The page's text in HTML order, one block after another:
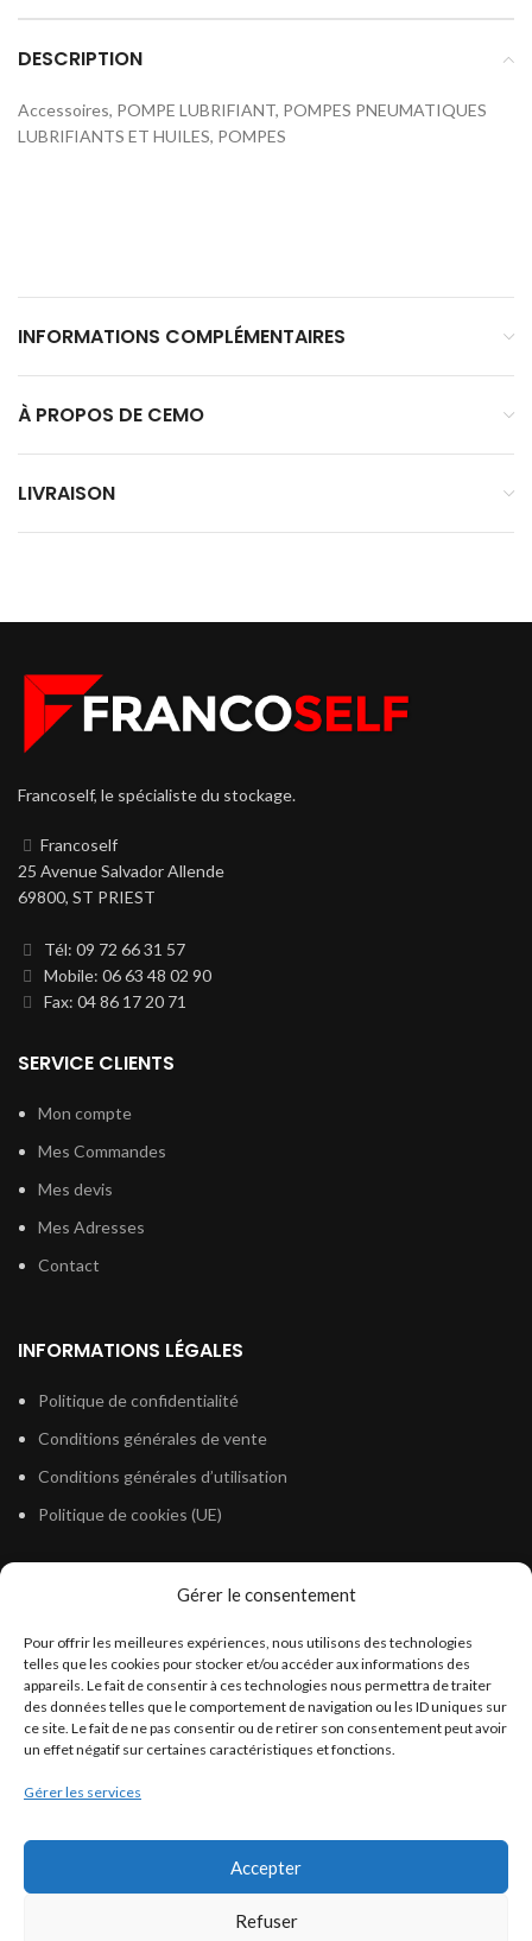
Gérer le consentement
Pour offrir les meilleures expériences, nous utilisons des technologies
telles que les cookies pour stocker et/ou accéder aux informations des
appareils. Le fait de consentir à ces technologies nous permettra de traiter
des données telles que le comportement de navigation ou les ID uniques sur
ce site. Le fait de ne pas consentir ou de retirer son consentement peut avoir
un effet négatif sur certaines caractéristiques et fonctions.
Gérer les services
Accepter
Refuser
DESCRIPTION
Accessoires, POMPE LUBRIFIANT, POMPES PNEUMATIQUES
LUBRIFIANTS ET HUILES, POMPES
INFORMATIONS COMPLÉMENTAIRES
À PROPOS DE CEMO
LIVRAISON
Francoself, le spécialiste du stockage.
Francoself
25 Avenue Salvador Allende
69800, ST PRIEST
Tél: 09 72 66 31 57
Mobile: 06 63 48 02 90
Fax: 04 86 17 20 71
SERVICE CLIENTS
Mon compte
Mes Commandes
Mes devis
Mes Adresses
Contact
INFORMATIONS LÉGALES
Politique de confidentialité
Conditions générales de vente
Conditions générales d’utilisation
Politique de cookies (UE)
Législation Gasoil Fioul GNR
Législation Essence
Législation Adblue
Législation Eau
Législation Lubrifiant
Législation Phytosanitaire